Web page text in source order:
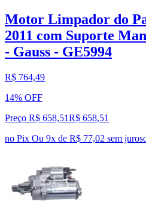
Motor Limpador do
2011 com Suporte
- Gauss - GE5994
R$ 764,49
14% OFF
Preço R$ 658,51R$ 658,51
no Pix Ou 9x de R$ 77,02 sem juros